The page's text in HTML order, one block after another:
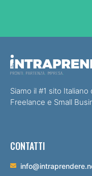
Siamo il #1 sito
Freelance e Small
CONTATTI